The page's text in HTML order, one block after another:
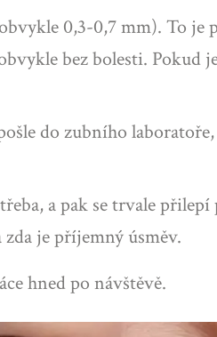
0,3-0,7 mm). To je
bez bolesti. Pokud
do zubního
a pak se trvale
je příjemný úsměv.
hned po návštěvě.